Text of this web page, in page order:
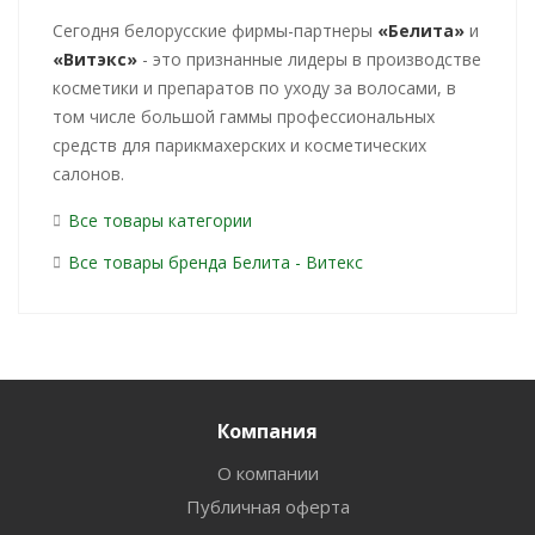
Cегодня белорусские фирмы-партнеры «Белита» и
«Витэкс» - это признанные лидеры в производстве
косметики и препаратов по уходу за волосами, в
том числе большой гаммы профессиональных
средств для парикмахерских и косметических
салонов.
Все товары категории
Все товары бренда Белита - Витекс
Компания
О компании
Публичная оферта